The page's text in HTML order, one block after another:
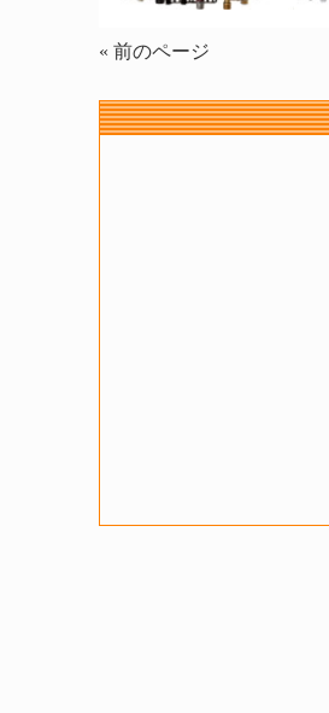
« 前のページ